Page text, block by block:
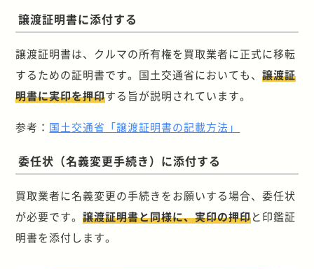
譲渡証明書に添付する
譲渡証明書は、クルマの所有権を買取業者に正式に移転
するための証明書です。国土交通省においても、譲渡証
明書に実印を押印する旨が説明されています。
参考： 国土交通省「譲渡証明書の記載方法」
委任状（名義変更手続き）に添付する
買取業者に名義変更の手続きをお願いする場合、委任状
が必要です。譲渡証明書と同様に、実印の押印と印鑑証
明書を添付します。